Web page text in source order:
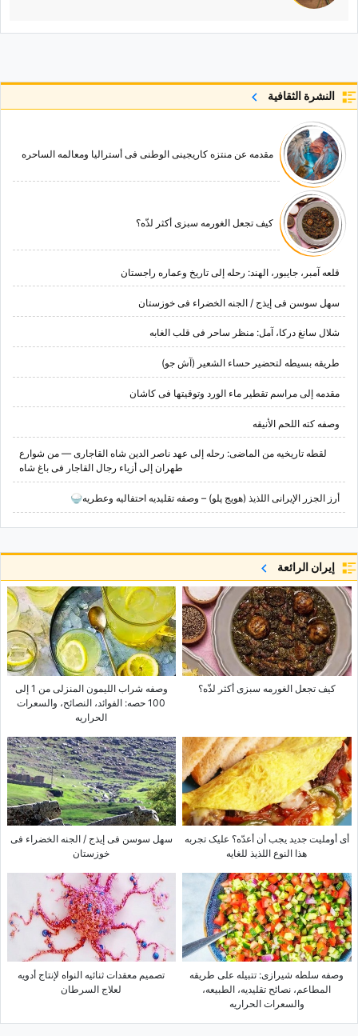
النشرة الثقافية
مقدمه عن منتزه کاریجینی الوطنی فی أسترالیا ومعالمه الساحره
کیف تجعل الغورمه سبزی أکثر لذّه؟
قلعه آمبر، جایبور، الهند: رحله إلى تاریخ وعماره راجستان
سهل سوسن فی إیذج / الجنه الخضراء فی خوزستان
شلال سانغ درکا، آمل: منظر ساحر فی قلب الغابه
طریقه بسیطه لتحضیر حساء الشعیر (آش جو)
مقدمه إلى مراسم تقطیر ماء الورد وتوقیتها فی کاشان
وصفه کته اللحم الأنیقه
لقطه تاریخیه من الماضی: رحله إلى عهد ناصر الدین شاه القاجاری — من شوارع
طهران إلى أزیاء رجال القاجار فی باغ شاه
أرز الجزر الإیرانی اللذیذ (هویج پلو) – وصفه تقلیدیه احتفالیه وعطریه🍚
إيران الرائعة
کیف تجعل الغورمه سبزی أکثر لذّه؟
وصفه شراب اللیمون المنزلی من 1 إلى
100 حصه: الفوائد، النصائح، والسعرات
الحراریه
أی أوملیت جدید یجب أن أعدّه؟ علیک تجربه
هذا النوع اللذیذ للغایه
سهل سوسن فی إیذج / الجنه الخضراء فی
خوزستان
وصفه سلطه شیرازی: تتبیله على طریقه
المطاعم، نصائح تقلیدیه، الطبیعه،
والسعرات الحراریه
تصمیم معقدات ثنائیه النواه لإنتاج أدویه
لعلاج السرطان